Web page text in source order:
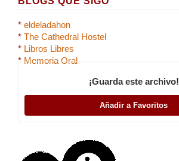
* eldeladahon
* The Cathedral Hostel
* Libros Libres
* Memoria Oral
¡Guarda este archivo!
Añadir a Favoritos